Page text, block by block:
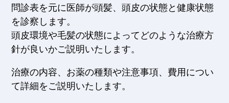
問診表を元に医師が頭髪、頭皮の状態と健康状態
を診察します。
頭皮環境や毛髪の状態によってどのような治療方
針が良いかご説明いたします。
治療の内容、お薬の種類や注意事項、費用につい
て詳細をご説明いたします。